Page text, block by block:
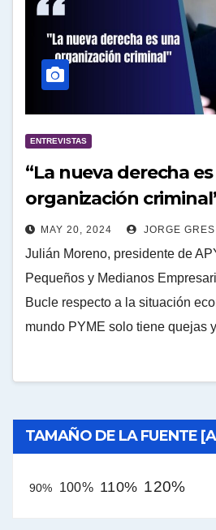
ENTREVISTAS
“La nueva derecha
organización
MAY 20, 2024 JORGE GRES
Julián Moreno, presidente de
Pequeños y Medianos
Bucle respecto a la situación
mundo PYME solo tiene quejas
TAMAÑO DE LA FUENTE
90% 100% 110% 120%